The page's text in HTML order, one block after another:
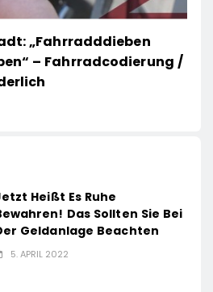
„Fahrradddieben
– Fahrradcodierung /
Heißt Es Ruhe
Das Sollten Sie Bei
Geldanlage Beachten
5. APRIL 2022